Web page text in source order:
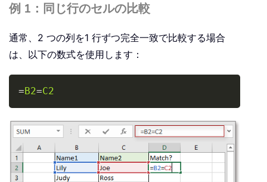
例 1：同じ行のセルの比較
通常、2 つの列を1 行ずつ完全一致で比較する場合
は、以下の数式を使用します：
= B2=C2